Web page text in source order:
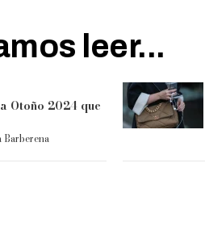
leer...
Otoño 2024 que
Barberena